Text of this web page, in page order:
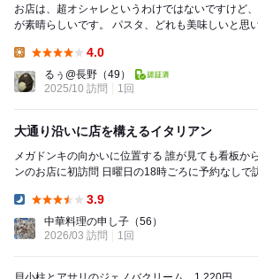
お店は、超オシャレというわけではないですけど
が素晴らしいです。 パスタ、どれも美味しいと思います。アルデンテの
4.0
るぅ@長野 （49）
2025/10 訪問
1回
大通り沿いに店を構えるイタリアン
メガドンキの向かいに位置する 誰が見ても看板からすぐ分かるイタリア
ンのお店に初訪問 日曜日の18時ごろに予約なしで訪れましたが、 先客は
3.9
中華料理の申し子 （56）
2026/03 訪問
1回